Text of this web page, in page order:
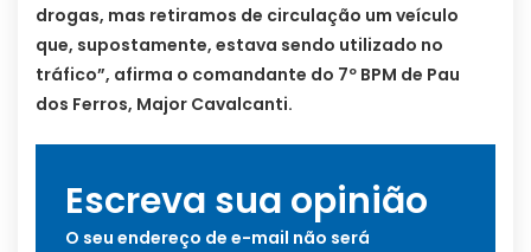
drogas, mas retiramos de circulação um veículo
que, supostamente, estava sendo utilizado no
tráfico”, afirma o comandante do 7º BPM de Pau
dos Ferros, Major Cavalcanti.
Escreva sua opinião
O seu endereço de e-mail não será